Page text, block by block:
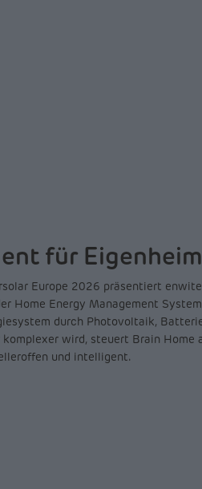
für
Europe 2026 präsentiert
Home Energy Management
durch Photovoltaik,
komplexer wird, steuert Brain Home
und intelligent.